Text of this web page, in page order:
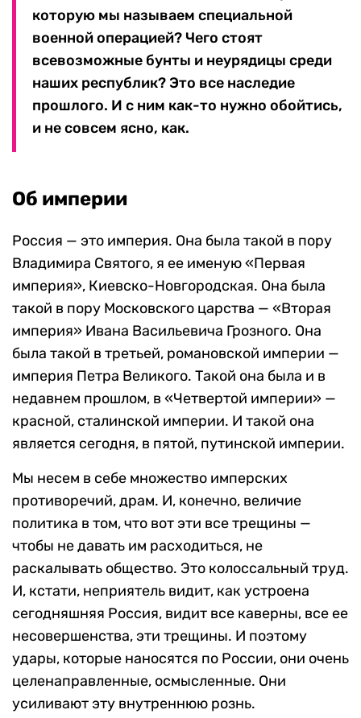
которую мы называем специальной
военной операцией? Чего стоят
всевозможные бунты и неурядицы среди
наших республик? Это все наследие
прошлого. И с ним как-то нужно обойтись,
и не совсем ясно, как.
Об империи
Россия — это империя. Она была такой в пору
Владимира Святого, я ее именую «Первая
империя», Киевско-Новгородская. Она была
такой в пору Московского царства — «Вторая
империя» Ивана Васильевича Грозного. Она
была такой в третьей, романовской империи —
империя Петра Великого. Такой она была и в
недавнем прошлом, в «Четвертой империи» —
красной, сталинской империи. И такой она
является сегодня, в пятой, путинской империи.
Мы несем в себе множество имперских
противоречий, драм. И, конечно, величие
политика в том, что вот эти все трещины —
чтобы не давать им расходиться, не
раскалывать общество. Это колоссальный труд.
И, кстати, неприятель видит, как устроена
сегодняшняя Россия, видит все каверны, все ее
несовершенства, эти трещины. И поэтому
удары, которые наносятся по России, они очень
целенаправленные, осмысленные. Они
усиливают эту внутреннюю рознь.